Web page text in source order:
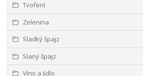
Tvoření
Zelenina
Sladký špajz
Slaný špajz
Víno a jídlo